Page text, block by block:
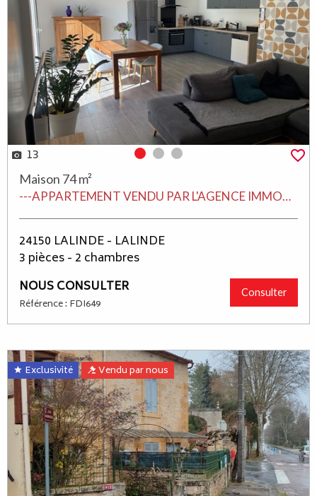
13 Photo 0
Photo 1Photo 2
Maison 74 m²
---APPARTEMENT VENDU PAR L'AGENCE IMMOBILIERE LOCALE FDIMMO LALINDE--- Lalinde situé à 3 mn du centre ville de Lalinde dans une petite copropriété de 4 lots tous de plain-pied, joli T3 de 74 m² moderne et fonctionnel avec terrasse et jardin clos + garage, belle pièce de vie avec baie vitrée alu comprenant un séjour salon et cuisine équipée, 2 chambres, salle d'eau avec douche italienne, chauffage pompe à chaleur + une place de stationnement privé.
24150 LALINDE - LALINDE
3 pièces - 2 chambres
NOUS CONSULTER
Référence : FDI649
Consulter
Exclusivité Vendu par nous